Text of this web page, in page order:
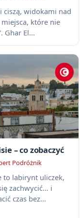
ciszą, widokami nad
które nie
Ghar El...
– co zobaczyć
Podróżnik
to labirynt uliczek,
zachwycić… i
czas bez...